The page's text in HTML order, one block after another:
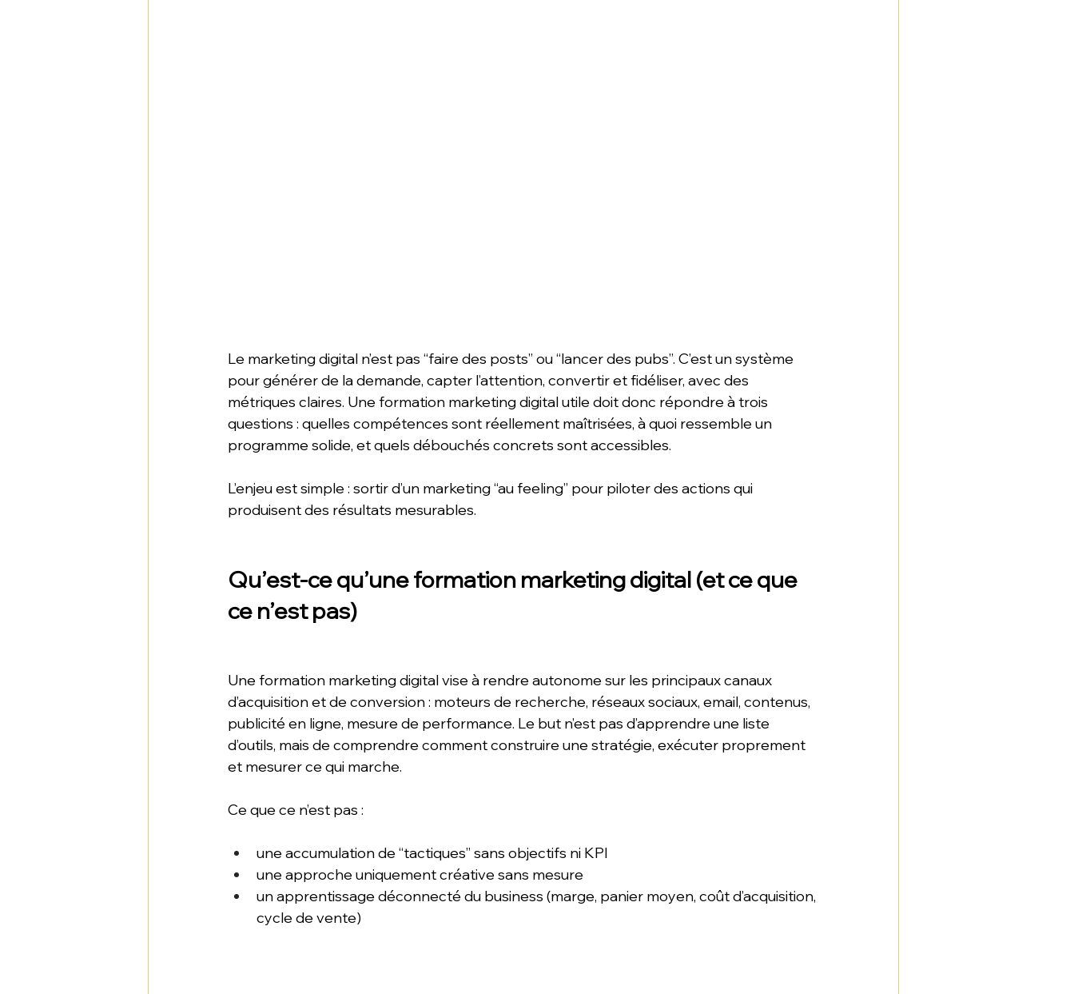
Le marketing digital n’est pas “faire des posts” ou “lancer des pubs”. C’est un système
pour générer de la demande, capter l’attention, convertir et fidéliser, avec des
métriques claires. Une formation marketing digital utile doit donc répondre à trois
questions : quelles compétences sont réellement maîtrisées, à quoi ressemble un
programme solide, et quels débouchés concrets sont accessibles.
L’enjeu est simple : sortir d’un marketing “au feeling” pour piloter des actions qui
produisent des résultats mesurables.
Qu’est-ce qu’une formation marketing digital (et ce que
ce n’est pas)
Une formation marketing digital vise à rendre autonome sur les principaux canaux
d’acquisition et de conversion : moteurs de recherche, réseaux sociaux, email, contenus,
publicité en ligne, mesure de performance. Le but n’est pas d’apprendre une liste
d’outils, mais de comprendre comment construire une stratégie, exécuter proprement
et mesurer ce qui marche.
Ce que ce n’est pas :
une accumulation de “tactiques” sans objectifs ni KPI
une approche uniquement créative sans mesure
un apprentissage déconnecté du business (marge, panier moyen, coût d’acquisition,
cycle de vente)